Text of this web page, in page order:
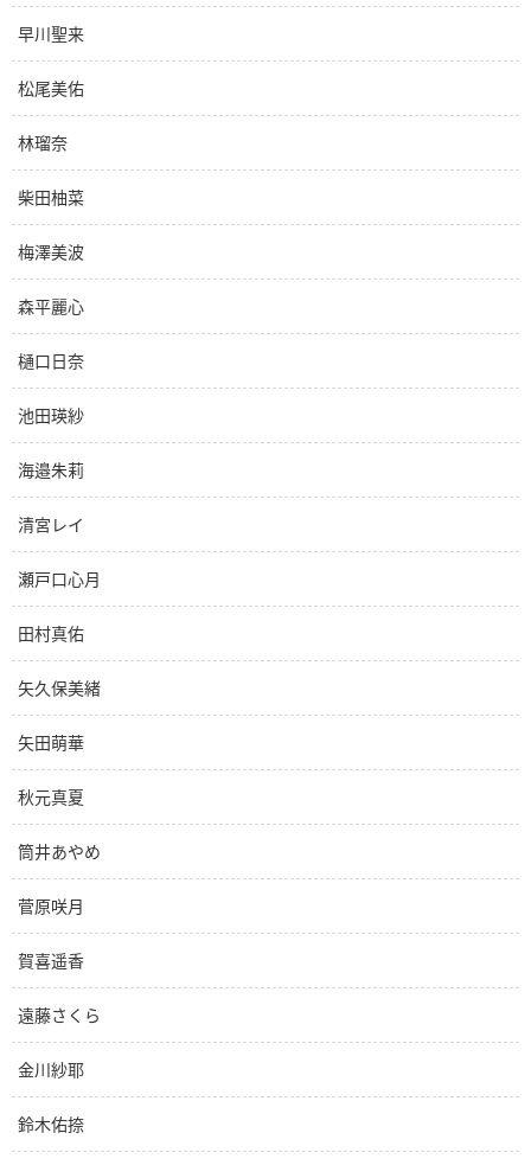
早川聖来
松尾美佑
林瑠奈
柴田柚菜
梅澤美波
森平麗心
樋口日奈
池田瑛紗
海邉朱莉
清宮レイ
瀬戸口心月
田村真佑
矢久保美緒
矢田萌華
秋元真夏
筒井あやめ
菅原咲月
賀喜遥香
遠藤さくら
金川紗耶
鈴木佑捺